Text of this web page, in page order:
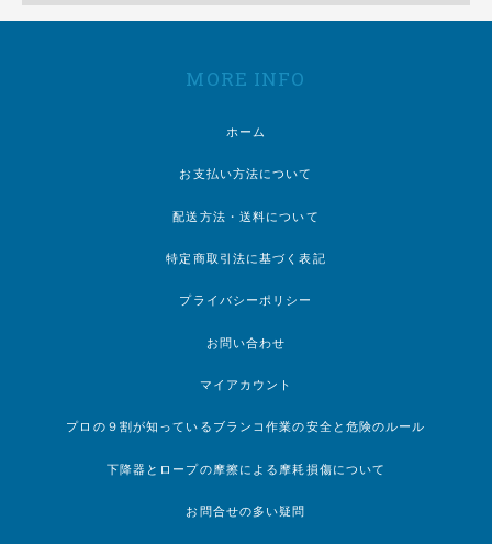
MORE INFO
ホーム
お支払い方法について
配送方法・送料について
特定商取引法に基づく表記
プライバシーポリシー
お問い合わせ
マイアカウント
プロの９割が知っているブランコ作業の安全と危険のルール
下降器とロープの摩擦による摩耗損傷について
お問合せの多い疑問